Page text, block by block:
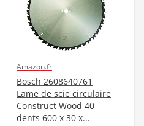
Amazon.fr
Bosch 2608640761
Lame de scie circulaire
Construct Wood 40
dents 600 x 30 x...